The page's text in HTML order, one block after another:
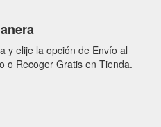
y elije la opción de Envío al
o Recoger Gratis en Tienda.